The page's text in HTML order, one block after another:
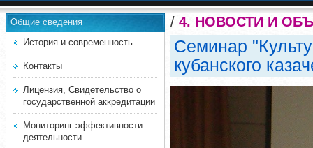
Общие сведения
История и современность
Контакты
Лицензия, Свидетельство о
государственной аккредитации
Мониторинг эффективности
деятельности
/ 4. НОВОСТИ И
Семинар
кубанского